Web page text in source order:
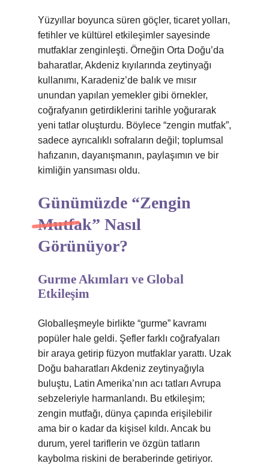
Yüzyıllar boyunca süren göçler, ticaret yolları,
fetihler ve kültürel etkileşimler sayesinde
mutfaklar zenginleşti. Örneğin Orta Doğu’da
baharatlar, Akdeniz kıyılarında zeytinyağı
kullanımı, Karadeniz’de balık ve mısır
unundan yapılan yemekler gibi örnekler,
coğrafyanın getirdiklerini tarihle yoğurarak
yeni tatlar oluşturdu. Böylece “zengin mutfak”,
sadece ayrıcalıklı sofraların değil; toplumsal
hafızanın, dayanışmanın, paylaşımın ve bir
kimliğin yansıması oldu.
Günümüzde “Zengin
Mutfak” Nasıl
Görünüyor?
Gurme Akımları ve Global
Etkileşim
Globalleşmeyle birlikte “gurme” kavramı
popüler hale geldi. Şefler farklı coğrafyaları
bir araya getirip füzyon mutfaklar yarattı. Uzak
Doğu baharatları Akdeniz zeytinyağıyla
buluştu, Latin Amerika’nın acı tatları Avrupa
sebzeleriyle harmanlandı. Bu etkileşim;
zengin mutfağı, dünya çapında erişilebilir
ama bir o kadar da kişisel kıldı. Ancak bu
durum, yerel tariflerin ve özgün tatların
kaybolma riskini de beraberinde getiriyor.